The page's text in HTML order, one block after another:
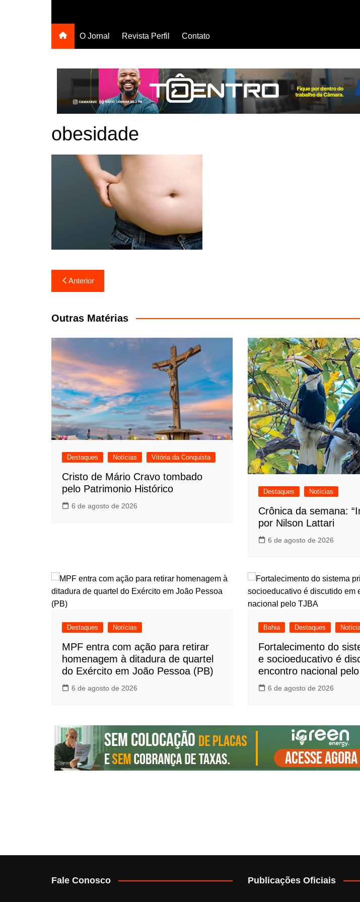
O Jornal Revista Perfil Contato
obesidade
Navegação
de
Post
Anterior
Outras Matérias
Destaques Notícias Vitória da Conquista
Cristo de Mário Cravo tombado
pelo Patrimonio Histórico
6 de agosto de 2026
Destaques Notícias
Crônica da semana:
por Nilson Lattari
6 de agosto de 2026
Destaques Notícias
MPF entra com ação para retirar
homenagem à ditadura de quartel
do Exército em João Pessoa (PB)
6 de agosto de 2026
Bahia Destaques
Fortalecimento do
e socioeducativo é
encontro nacional
6 de agosto de 2026
Fale Conosco Publicações Oficiais